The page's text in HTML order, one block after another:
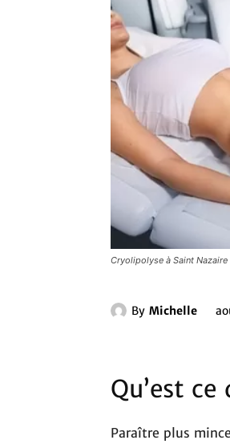
Cryolipolyse à Saint Nazaire
By Michelle
Qu’est
Paraître plus